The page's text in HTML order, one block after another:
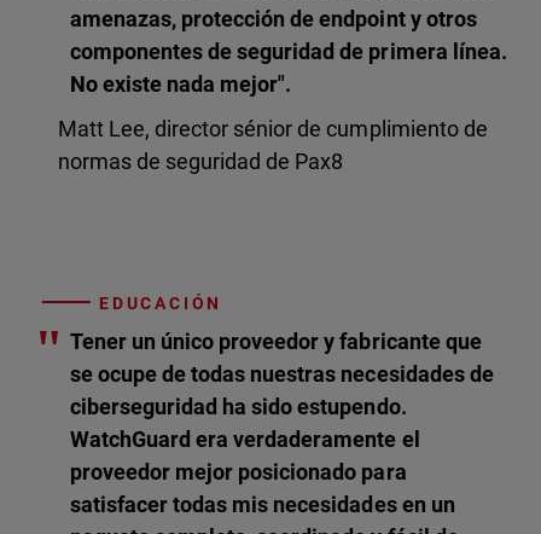
amenazas, protección de endpoint y otros
componentes de seguridad de primera línea.
No existe nada mejor".
Matt Lee, director sénior de cumplimiento de
normas de seguridad de Pax8
EDUCACIÓN
" Tener un único proveedor y fabricante que
se ocupe de todas nuestras necesidades de
ciberseguridad ha sido estupendo.
WatchGuard era verdaderamente el
proveedor mejor posicionado para
satisfacer todas mis necesidades en un